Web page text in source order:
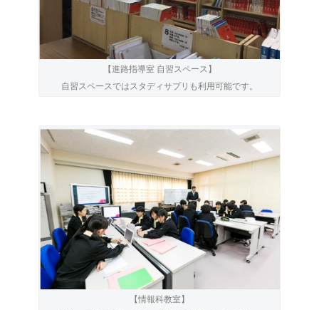
【進路指導室 自習スペース】
自習スペースではスタディサプリも利用可能です。
【情報科教室】